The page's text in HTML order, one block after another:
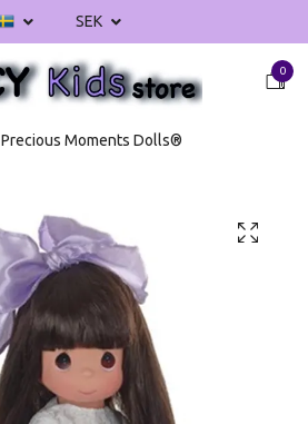
SEK
0
Precious Moments Dolls®